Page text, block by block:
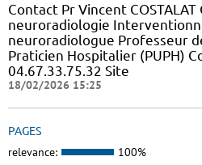
Contact Pr Vincent
neuroradiologie
neuroradiologue Professeur
Praticien Hospitalier (PUPH)
04.67.33.75.32 Site
18/02/2026 15:25
PAGES
relevance: 100%